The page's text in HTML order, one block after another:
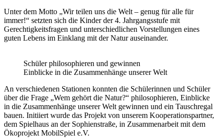
Unter dem Motto „Wir teilen uns die Welt – genug für alle für
immer!“ setzten sich die Kinder der 4. Jahrgangsstufe mit
Gerechtigkeitsfragen und unterschiedlichen Vorstellungen eines
guten Lebens im Einklang mit der Natur auseinander.
Schüler philosophieren und gewinnen
Einblicke in die Zusammenhänge unserer Welt
An verschiedenen Stationen konnten die Schülerinnen und Schüler
über die Frage „Wem gehört die Natur?“ philosophieren, Einblicke
in die Zusammenhänge unserer Welt gewinnen und ein Tauschregal
bauen. Initiiert wurde das Projekt von unserem Kooperationspartner,
dem Spielhaus an der Sophienstraße, in Zusammenarbeit mit dem
Ökoprojekt MobilSpiel e.V.